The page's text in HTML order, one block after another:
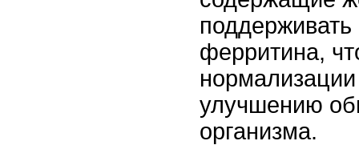
ферритина,
улучшению
организма.